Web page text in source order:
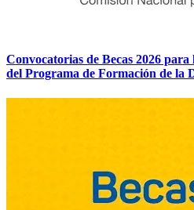
Convocatorias de Becas 2026 para
del Programa de Formación de la